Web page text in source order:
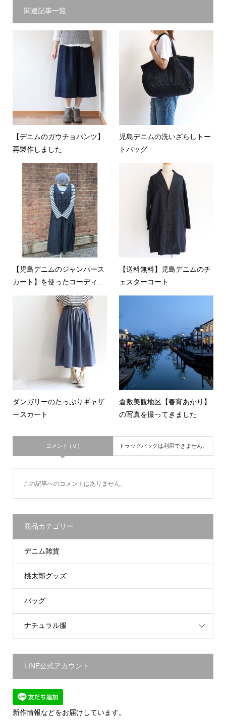
関連記事一覧
【デニムのガウチョパンツ】
再製作しました
児島デニムの洗いざらしトー
トバッグ
【児島デニムのジャンパース
カート】を使ったコーディ...
【送料無料】児島デニムのチ
ェスターコート
ダンガリーのたっぷりギャザ
ースカート
倉敷美観地区【春宵あかり】
の写真を撮ってきました
コメント ( 0 ) トラックバックは利用できません。
この記事へのコメントはありません。
商品カテゴリー
デニム雑貨
桃太郎グッズ
バッグ
ナチュラル服
LINE公式アカウント
新作情報などをお届けしています。